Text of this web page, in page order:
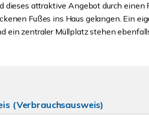
dieses attraktive Angebot durch einen
Fußes ins Haus gelangen. Ein
ein zentraler Müllplatz stehen
(Verbrauchsausweis)